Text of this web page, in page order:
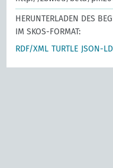
HERUNTERLADEN DES
IM SKOS-FORMAT:
RDF/XML TURTLE JSON-LD